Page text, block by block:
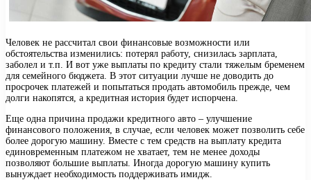
Человек не рассчитал свои финансовые возможности или
обстоятельства изменились: потерял работу, снизилась зарплата,
заболел и т.п. И вот уже выплаты по кредиту стали тяжелым бременем
для семейного бюджета. В этот ситуации лучше не доводить до
просрочек платежей и попытаться продать автомобиль прежде, чем
долги накопятся, а кредитная история будет испорчена.
Еще одна причина продажи кредитного авто – улучшение
финансового положения, в случае, если человек может позволить себе
более дорогую машину. Вместе с тем средств на выплату кредита
единовременным платежом не хватает, тем не менее доходы
позволяют большие выплаты. Иногда дорогую машину купить
вынуждает необходимость поддерживать имидж.